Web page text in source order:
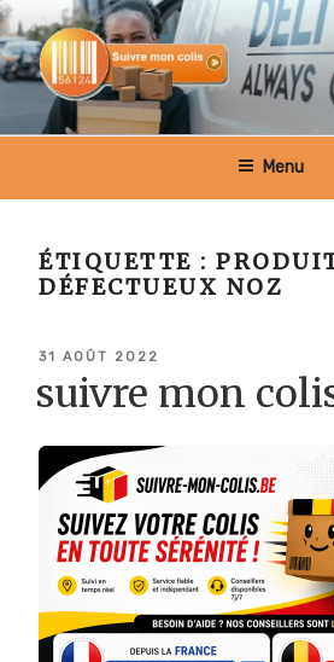
Aller
au
contenu
principal
SUIVRE MON
Menu
ÉTIQUETTE :
DÉFECTUEUX NOZ
PUBLIÉ
31 AOÛT 2022
suivre mon